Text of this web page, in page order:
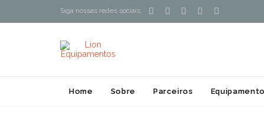
Siga nossas redes sociais:     
Home Sobre Parceiros